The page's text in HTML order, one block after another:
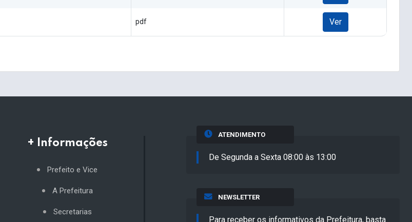
pdf Ver
+ Informações
Prefeito e Vice
A Prefeitura
Secretarias
ATENDIMENTO
De Segunda a Sexta 08:00 às 13:00
NEWSLETTER
Para receber os informativos da Prefeitura, basta